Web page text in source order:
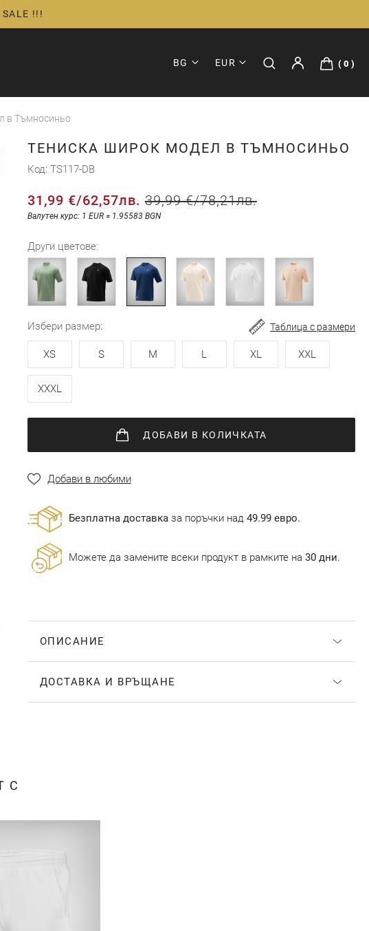
!!!
BG EUR 0
в Тъмносиньо
ТЕНИСКА ШИРОК МОДЕЛ В ТЪМНОСИНЬО
Код TS117-DB
31,99 €/62,57лв. 39,99 €/78,21лв.
Валутен курс: 1 EUR = 1.95583 BGN
Други цветове:
избери размер
XS S M L XL XXL
XXXL
Таблица с размери
ДОБАВИ В КОЛИЧКАТА
Добави в любими
Безплатна доставказа поръчки над 49.99 евро.
Можете да замените всеки продукт в рамките на 30 дни.
ОПИСАНИЕ
ДОСТАВКА И ВРЪЩАНЕ
С